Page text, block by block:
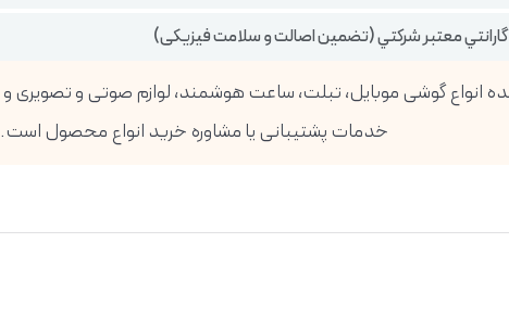
گارانتي معتبر شركتي (تضمين اصالت و سلامت فیزیکی)
خدمات پشتیبانی یا مشاوره خرید انواع محصول است.